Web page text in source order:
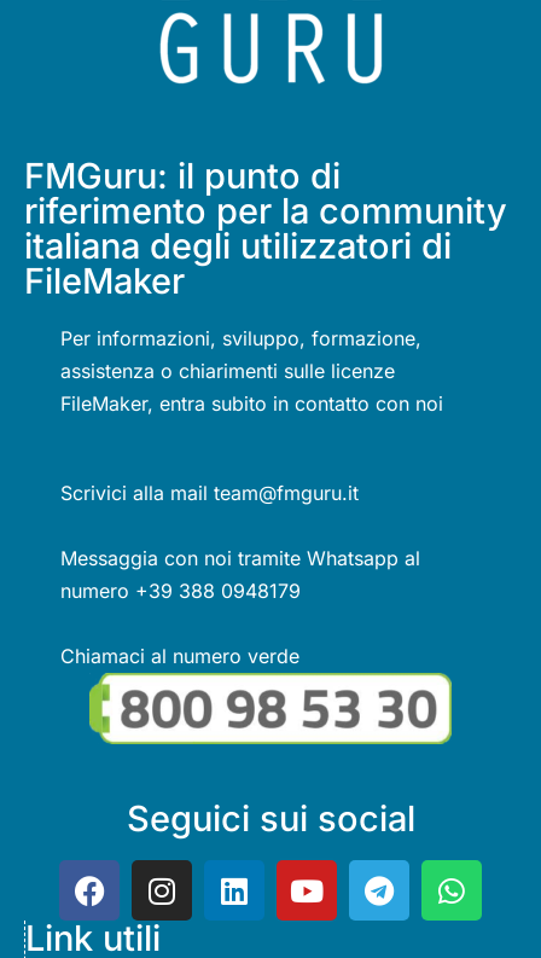
FMGuru: il punto di
riferimento per la community
italiana degli utilizzatori di
FileMaker
Per informazioni, sviluppo, formazione,
assistenza o chiarimenti sulle licenze
FileMaker, entra subito in contatto con noi
Scrivici alla mail team@fmguru.it
Messaggia con noi tramite Whatsapp al
numero +39 388 0948179
Chiamaci al numero verde
Seguici sui social
Link utili